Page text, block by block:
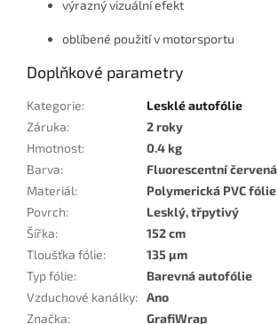
výrazný vizuální efekt
oblíbené použití v motorsportu
Doplňkové parametry
Kategorie:
Lesklé autofólie
Záruka:
2 roky
Hmotnost:
0.4 kg
Barva:
Fluorescentní červená
Materiál:
Polymerická PVC fólie
Povrch:
Lesklý, třpytivý
Šířka:
152 cm
Tloušťka fólie:
135 µm
Typ fólie:
Barevná autofólie
Vzduchové kanálky: Ano
Značka: GrafiWrap